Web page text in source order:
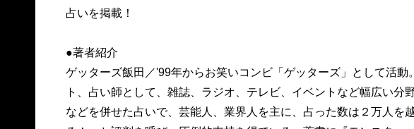
占いを掲載！
●著者紹介
ゲッターズ飯田／'99年からお笑いコンビ「ゲッターズ」として活
ト、占い師として、雑誌、ラジオ、テレビ、イベントなど幅広い分
などを併せた占いで、芸能人、業界人を主に、占った数は２万人を